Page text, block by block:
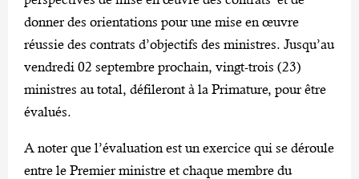
donner des orientations pour une mise en œuvre
réussie des contrats d’objectifs des ministres. Jusqu’au
vendredi 02 septembre prochain, vingt-trois (23)
ministres au total, défileront à la Primature, pour être
évalués.
A noter que l’évaluation est un exercice qui se déroule
entre le Premier ministre et chaque membre du